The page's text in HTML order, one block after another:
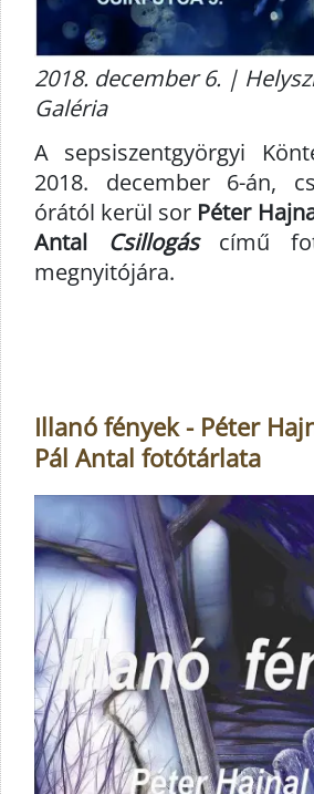
2018. december 6. |
Galéria
A sepsiszentgyörgyi
2018. december 6-án,
órától kerül sor Péter
Antal
Csillogáscímű
megnyitójára.
Illanó fények - Péter
Pál Antal fotótárlata